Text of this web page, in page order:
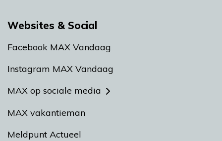
Websites & Social
Facebook MAX Vandaag
Instagram MAX Vandaag
MAX op sociale media
MAX vakantieman
Meldpunt Actueel